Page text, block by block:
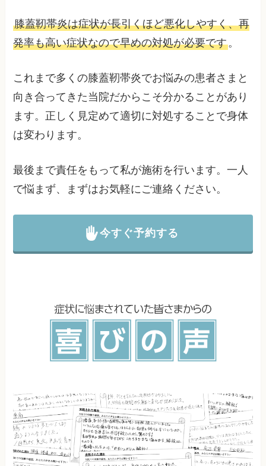
膝蓋靭帯炎は症状が長引くほど悪化しやすく、再
発率も高い症状なので早めの対処が必要です。
これまで多くの膝蓋靭帯炎でお悩みの患者さまと
向き合ってきた当院だからこそ分かることがあり
ます。正しく見定めて適切に対処することで身体
は変わります。
最後まで責任をもって私が施術を行います。一人
で悩まず、まずはお気軽にご連絡ください。
今すぐ予約する